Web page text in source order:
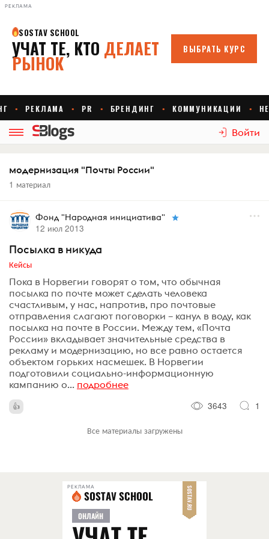
РЕКЛАМА
Войти
модернизация "Почты России"
1 материал
Фонд "Народная инициатива"
12 июл 2013
Посылка в никуда
Кейсы
Пока в Норвегии говорят о том, что обычная
посылка по почте может сделать человека
счастливым, у нас, напротив, про почтовые
отправления слагают поговорки – канул в воду, как
посылка на почте в России. Между тем, «Почта
России» вкладывает значительные средства в
рекламу и модернизацию, но все равно остается
объектом горьких насмешек. В Норвегии
подготовили социально-информационную
кампанию о... подробнее
3643
1
Все материалы загружены
РЕКЛАМА